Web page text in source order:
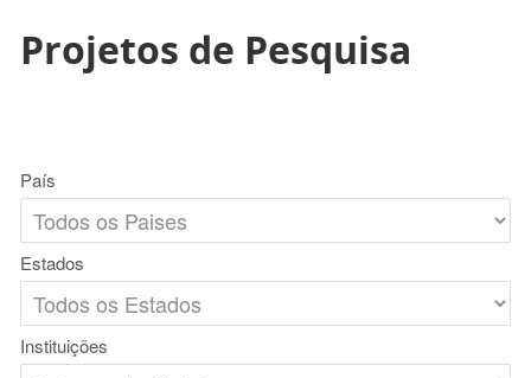
Projetos de Pesquisa
País
Estados
Instituições